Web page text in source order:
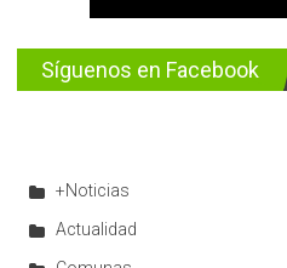
Síguenos en Facebook
+Noticias
Actualidad